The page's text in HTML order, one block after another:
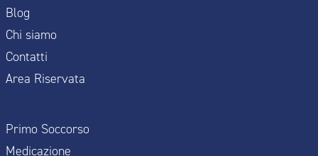
Blog
Chi siamo
Contatti
Area Riservata
Primo Soccorso
Medicazione